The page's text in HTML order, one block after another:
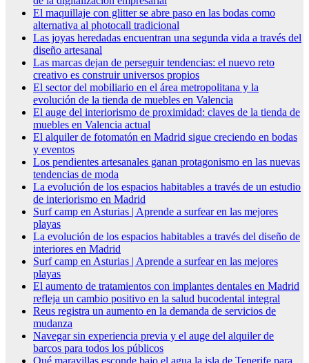
El maquillaje con glitter se abre paso en las bodas como
alternativa al photocall tradicional
Las joyas heredadas encuentran una segunda vida a través del
diseño artesanal
Las marcas dejan de perseguir tendencias: el nuevo reto
creativo es construir universos propios
El sector del mobiliario en el área metropolitana y la
evolución de la tienda de muebles en Valencia
El auge del interiorismo de proximidad: claves de la tienda de
muebles en Valencia actual
El alquiler de fotomatón en Madrid sigue creciendo en bodas
y eventos
Los pendientes artesanales ganan protagonismo en las nuevas
tendencias de moda
La evolución de los espacios habitables a través de un estudio
de interiorismo en Madrid
Surf camp en Asturias | Aprende a surfear en las mejores
playas
La evolución de los espacios habitables a través del diseño de
interiores en Madrid
Surf camp en Asturias | Aprende a surfear en las mejores
playas
El aumento de tratamientos con implantes dentales en Madrid
refleja un cambio positivo en la salud bucodental integral
Reus registra un aumento en la demanda de servicios de
mudanza
Navegar sin experiencia previa y el auge del alquiler de
barcos para todos los públicos